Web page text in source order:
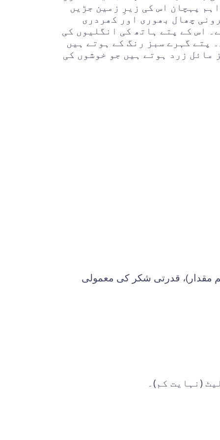
پہچان اس کی زیرِ زمین جڑیں
چھال بھوری اور کھردری
اس کے پتے ہاتھ کی انگلیوں کی
پتے گہرے سبز رنگ کے ہوتے ہیں
مائل زرد ہوتے ہیں جو خوشوں کی
(کم مقدار)، قدرتی شکر کی معمولی
(نہایت کم)۔